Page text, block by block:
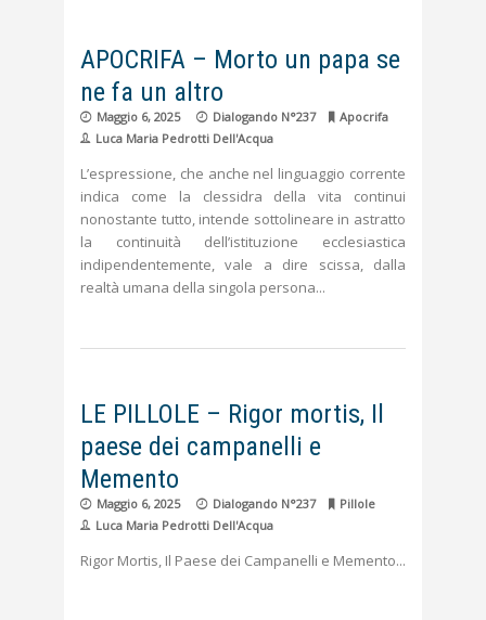
APOCRIFA – Morto un papa se
ne fa un altro
Maggio 6, 2025 Dialogando N°237
Apocrifa
Luca Maria Pedrotti Dell'Acqua
L’espressione, che anche nel linguaggio corrente
indica come la clessidra della vita continui
nonostante tutto, intende sottolineare in astratto
la continuità dell’istituzione ecclesiastica
indipendentemente, vale a dire scissa, dalla
realtà umana della singola persona
LE PILLOLE – Rigor mortis, Il
paese dei campanelli e
Memento
Maggio 6, 2025 Dialogando N°237
Pillole
Luca Maria Pedrotti Dell'Acqua
Rigor Mortis, Il Paese dei Campanelli e Memento